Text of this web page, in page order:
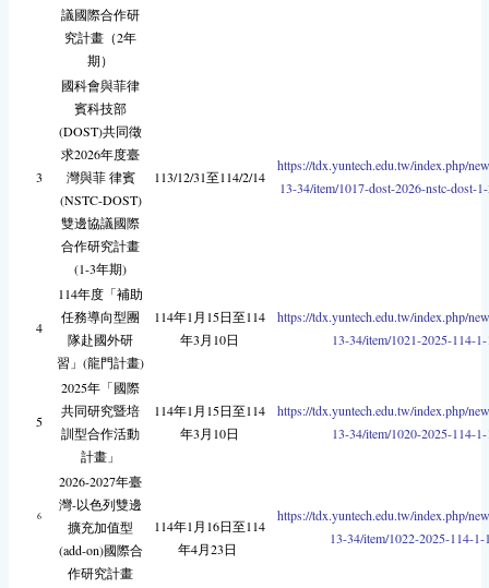
議國際合作研
究計畫（2年
期）
3
國科會與菲律
賓科技部
(DOST)共同徵
求2026年度臺
灣與菲 律賓
(NSTC-DOST)
雙邊協議國際
合作研究計畫
(1-3年期)
113/12/31至114/2/14
https://tdx.yuntech.edu.tw/index.php/
13-34/item/1017-dost-2026-nstc-dost-
4
114年度「補助
任務導向型團
隊赴國外研
習」(龍門計畫)
114年1月15日至114
年3月10日
https://tdx.yuntech.edu.tw/index.php/
13-34/item/1021-2025-114-
5
2025年「國際
共同研究暨培
訓型合作活動
計畫」
114年1月15日至114
年3月10日
https://tdx.yuntech.edu.tw/index.php/
13-34/item/1020-2025-114-
6
2026-2027年臺
灣-以色列雙邊
擴充加值型
(add-on)國際合
作研究計畫
114年1月16日至114
年4月23日
https://tdx.yuntech.edu.tw/index.php/
13-34/item/1022-2025-114-